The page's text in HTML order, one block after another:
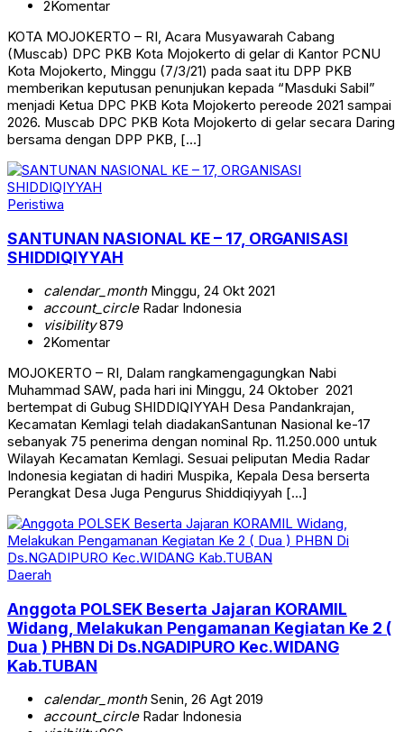
2Komentar
KOTA MOJOKERTO – RI, Acara Musyawarah Cabang
(Muscab) DPC PKB Kota Mojokerto di gelar di Kantor PCNU
Kota Mojokerto, Minggu (7/3/21) pada saat itu DPP PKB
memberikan keputusan penunjukan kepada “Masduki Sabil”
menjadi Ketua DPC PKB Kota Mojokerto pereode 2021 sampai
2026. Muscab DPC PKB Kota Mojokerto di gelar secara Daring
bersama dengan DPP PKB, […]
Peristiwa
SANTUNAN NASIONAL KE – 17, ORGANISASI
SHIDDIQIYYAH
calendar_monthMinggu, 24 Okt 2021
account_circleRadar Indonesia
visibility879
2Komentar
MOJOKERTO – RI, Dalam rangkamengagungkan Nabi
Muhammad SAW, pada hari ini Minggu, 24 Oktober 2021
bertempat di Gubug SHIDDIQIYYAH Desa Pandankrajan,
Kecamatan Kemlagi telah diadakanSantunan Nasional ke-17
sebanyak 75 penerima dengan nominal Rp. 11.250.000 untuk
Wilayah Kecamatan Kemlagi. Sesuai peliputan Media Radar
Indonesia kegiatan di hadiri Muspika, Kepala Desa berserta
Perangkat Desa Juga Pengurus Shiddiqiyyah […]
Daerah
Anggota POLSEK Beserta Jajaran KORAMIL
Widang, Melakukan Pengamanan Kegiatan Ke 2 (
Dua ) PHBN Di Ds.NGADIPURO Kec.WIDANG
Kab.TUBAN
calendar_monthSenin, 26 Agt 2019
account_circleRadar Indonesia